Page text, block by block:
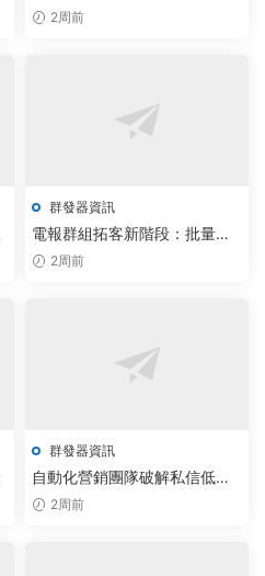
現效率飙升與成本下降
2周前
群發器資訊
電報群組拓客新階段：批量拉
人源碼實現私域精準觸達
2周前
群發器資訊
自動化營銷團隊破解私信低效
難題：電報群發器與AI監聽助
2周前